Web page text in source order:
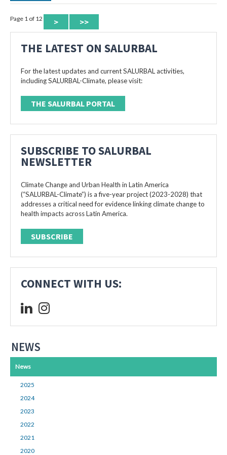
Page 1 of 12 > >>
THE LATEST ON SALURBAL
For the latest updates and current SALURBAL activities,
including SALURBAL-Climate, please visit:
THE SALURBAL PORTAL
SUBSCRIBE TO SALURBAL
NEWSLETTER
Climate Change and Urban Health in Latin America
(“SALURBAL-Climate”) is a five-year project (2023-2028) that
addresses a critical need for evidence linking climate change to
health impacts across Latin America.
SUBSCRIBE
CONNECT WITH US:
NEWS
News
2025
2024
2023
2022
2021
2020